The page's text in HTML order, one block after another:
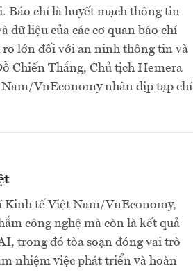
Báo chí là huyết mạch thông tin
dữ liệu của các cơ quan báo chí
ro lớn đối với an ninh thông tin và
Chiến Thắng, Chủ tịch Hemera
VnEconomy nhân dịp tạp chí
Kinh tế Việt Nam/VnEconomy,
công nghệ mà còn là kết quả
trong đó tòa soạn đóng vai trò
nhiệm việc phát triển và hoàn